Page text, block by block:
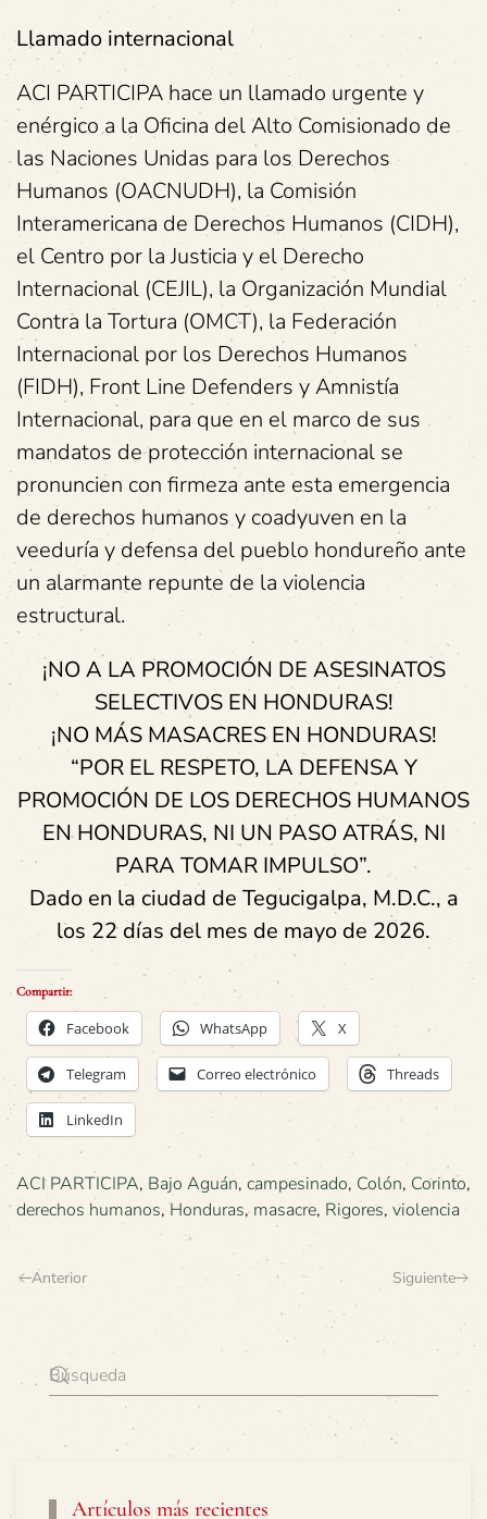
Llamado internacional
ACI PARTICIPA hace un llamado urgente y
enérgico a la Oficina del Alto Comisionado de
las Naciones Unidas para los Derechos
Humanos (OACNUDH), la Comisión
Interamericana de Derechos Humanos (CIDH),
el Centro por la Justicia y el Derecho
Internacional (CEJIL), la Organización Mundial
Contra la Tortura (OMCT), la Federación
Internacional por los Derechos Humanos
(FIDH), Front Line Defenders y Amnistía
Internacional, para que en el marco de sus
mandatos de protección internacional se
pronuncien con firmeza ante esta emergencia
de derechos humanos y coadyuven en la
veeduría y defensa del pueblo hondureño ante
un alarmante repunte de la violencia
estructural.
¡NO A LA PROMOCIÓN DE ASESINATOS
SELECTIVOS EN HONDURAS!
¡NO MÁS MASACRES EN HONDURAS!
“POR EL RESPETO, LA DEFENSA Y
PROMOCIÓN DE LOS DERECHOS HUMANOS
EN HONDURAS, NI UN PASO ATRÁS, NI
PARA TOMAR IMPULSO”.
Dado en la ciudad de Tegucigalpa, M.D.C., a
los 22 días del mes de mayo de 2026.
Compartir:
Facebook WhatsApp X
Telegram Correo electrónico Threads
LinkedIn
ACI PARTICIPA, Bajo Aguán, campesinado, Colón, Corinto,
derechos humanos, Honduras,masacre, Rigores, violencia
Anterior Siguiente
Artículos más recientes